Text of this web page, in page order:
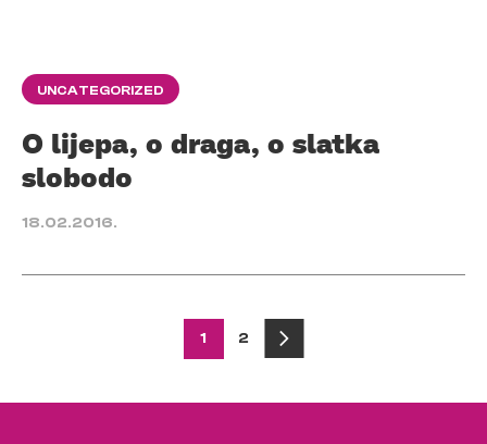
UNCATEGORIZED
O lijepa, o draga, o slatka
slobodo
18.02.2016.
pagination
1 2